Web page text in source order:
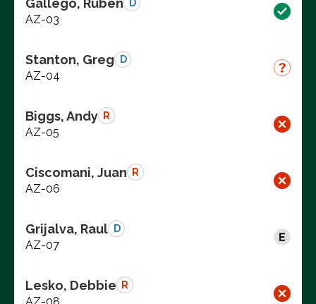
D
AZ-03
Stanton, Greg D
AZ-04
Biggs, Andy R
AZ-05
Ciscomani, Juan R
AZ-06
Grijalva, Raul D
AZ-07
Lesko, Debbie R